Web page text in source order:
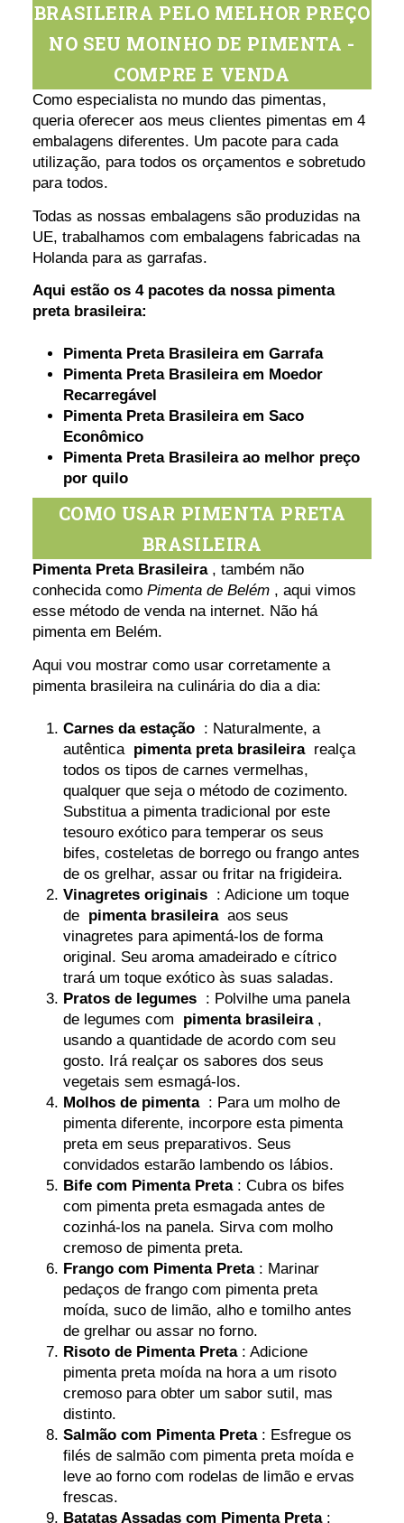
BRASILEIRA PELO MELHOR PREÇO
NO SEU MOINHO DE PIMENTA -
COMPRE E VENDA
Como especialista no mundo das pimentas,
queria oferecer aos meus clientes pimentas em 4
embalagens diferentes. Um pacote para cada
utilização, para todos os orçamentos e sobretudo
para todos.
Todas as nossas embalagens são produzidas na
UE, trabalhamos com embalagens fabricadas na
Holanda para as garrafas.
Aqui estão os 4 pacotes da nossa pimenta
preta brasileira:
Pimenta Preta Brasileira em Garrafa
Pimenta Preta Brasileira em Moedor
Recarregável
Pimenta Preta Brasileira em Saco
Econômico
Pimenta Preta Brasileira ao melhor preço
por quilo
COMO USAR PIMENTA PRETA
BRASILEIRA
Pimenta Preta Brasileira, também não
conhecida comoPimenta de Belém , aqui vimos
esse método de venda na internet. Não há
pimenta em Belém.
Aqui vou mostrar como usar corretamente a
pimenta brasileira na culinária do dia a dia:
Carnes da estação : Naturalmente, a
autêntica pimenta preta brasileirarealça
todos os tipos de carnes vermelhas,
qualquer que seja o método de cozimento.
Substitua a pimenta tradicional por este
tesouro exótico para temperar os seus
bifes, costeletas de borrego ou frango antes
de os grelhar, assar ou fritar na frigideira.
Vinagretes originais : Adicione um toque
de pimenta brasileiraaos seus
vinagretes para apimentá-los de forma
original. Seu aroma amadeirado e cítrico
trará um toque exótico às suas saladas.
Pratos de legumes : Polvilhe uma panela
de legumes com pimenta brasileira,
usando a quantidade de acordo com seu
gosto. Irá realçar os sabores dos seus
vegetais sem esmagá-los.
Molhos de pimenta: Para um molho de
pimenta diferente, incorpore esta pimenta
preta em seus preparativos. Seus
convidados estarão lambendo os lábios.
Bife com Pimenta Preta: Cubra os bifes
com pimenta preta esmagada antes de
cozinhá-los na panela. Sirva com molho
cremoso de pimenta preta.
Frango com Pimenta Preta: Marinar
pedaços de frango com pimenta preta
moída, suco de limão, alho e tomilho antes
de grelhar ou assar no forno.
Risoto de Pimenta Preta: Adicione
pimenta preta moída na hora a um risoto
cremoso para obter um sabor sutil, mas
distinto.
Salmão com Pimenta Preta: Esfregue os
filés de salmão com pimenta preta moída e
leve ao forno com rodelas de limão e ervas
frescas.
Batatas Assadas com Pimenta Preta: